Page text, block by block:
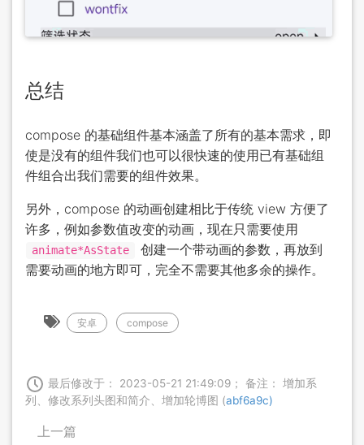
总结
compose 的基础组件基本涵盖了所有的基本需求，即
使是没有的组件我们也可以很快速的使用已有基础组
件组合出我们需要的组件效果。
另外，compose 的动画创建相比于传统 view 方便了
许多，例如参数值改变的动画，现在只需要使用
animate*AsState
创建一个带动画的参数，再放到
需要动画的地方即可，完全不需要其他多余的操作。
安卓 compose
最后修改于： 2023-05-21 21:49:09； 备注： 增加系
列、修改系列头图和简介、增加轮博图 (abf6a9c)
上一篇